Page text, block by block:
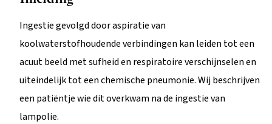
Ingestie gevolgd door aspiratie van
koolwaterstofhoudende verbindingen kan leiden tot een
acuut beeld met sufheid en respiratoire verschijnselen en
uiteindelijk tot een chemische pneumonie. Wij beschrijven
een patiëntje wie dit overkwam na de ingestie van
lampolie.